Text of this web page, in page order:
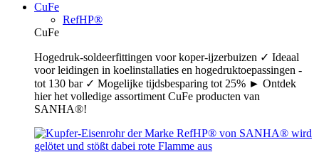
CuFe
RefHP®
CuFe
Hogedruk-soldeerfittingen voor koper-ijzerbuizen ✓ Ideaal
voor leidingen in koelinstallaties en hogedruktoepassingen -
tot 130 bar ✓ Mogelijke tijdsbesparing tot 25% ► Ontdek
hier het volledige assortiment CuFe producten van
SANHA®!